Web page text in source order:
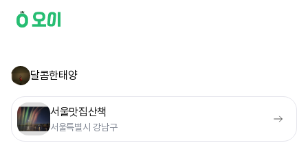
달콤한태양
서울맛집산책
서울특별시 강남구